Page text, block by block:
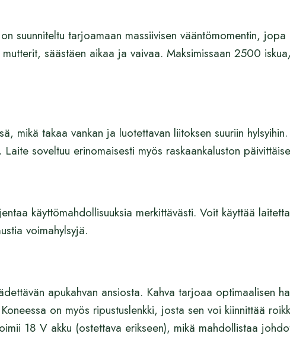
suunniteltu tarjoamaan massiivisen vääntömomentin,
mutterit, säästäen aikaa ja vaivaa. Maksimissaan 2500
mikä takaa vankan ja luotettavan liitoksen suuriin
soveltuu erinomaisesti myös raskaankaluston
käyttömahdollisuuksia merkittävästi. Voit käyttää
voimahylsyjä.
apukahvan ansiosta. Kahva tarjoaa optimaalisen
on myös ripustuslenkki, josta sen voi kiinnittää
18 V akku (ostettava erikseen), mikä mahdollistaa